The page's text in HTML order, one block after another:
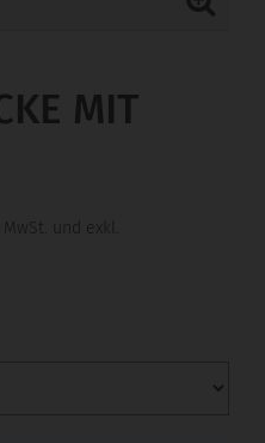
MIT
MwSt. und exkl.